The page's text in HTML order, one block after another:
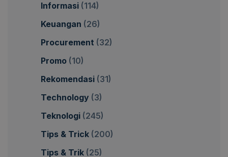
Informasi (114)
Keuangan (26)
Procurement (32)
Promo (10)
Rekomendasi (31)
Technology (3)
Teknologi (245)
Tips & Trick (200)
Tips & Trik (25)